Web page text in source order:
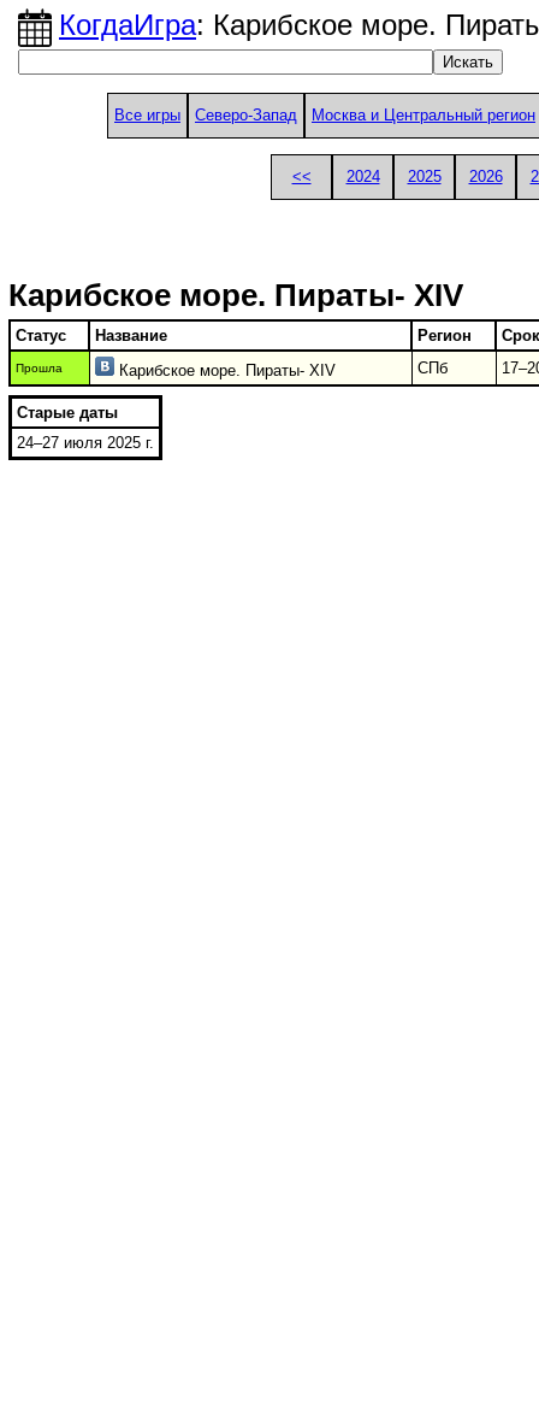
КогдаИгра: Карибское море.
Все игры Северо-Запад Москва и Центральный регион
<< 2024 2025 2026
Карибское море. Пираты- XIV
Статус Название Регион
Прошла Карибское море. Пираты- XIV СПб
Старые даты
24–27 июля 2025 г.